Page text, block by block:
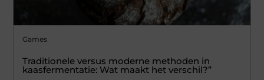
Games
Traditionele versus moderne methoden in
kaasfermentatie: Wat maakt het verschil?”